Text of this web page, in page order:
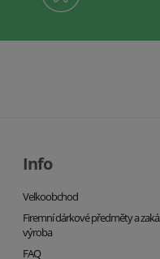
Info
Velkoobchod
Firemní dárkové předměty a
výroba
FAQ